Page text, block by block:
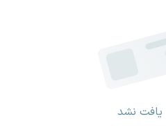
یافت نشد